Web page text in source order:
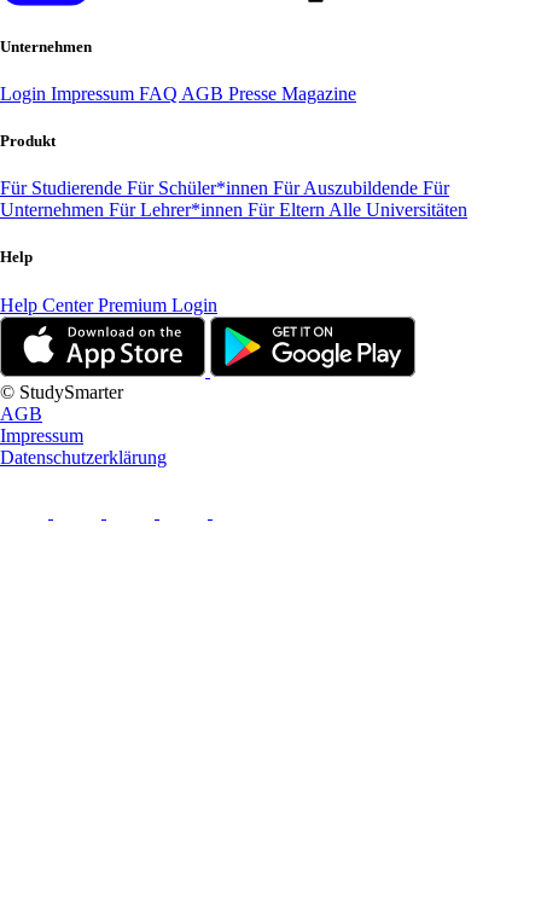
Unternehmen
Login Impressum FAQ AGB Presse Magazine
Produkt
Für Studierende Für Schüler*innen Für Auszubildende Für
Unternehmen Für Lehrer*innen Für Eltern Alle Universitäten
Help
Help CenterPremium Login
© StudySmarter
AGB
Impressum
Datenschutzerklärung